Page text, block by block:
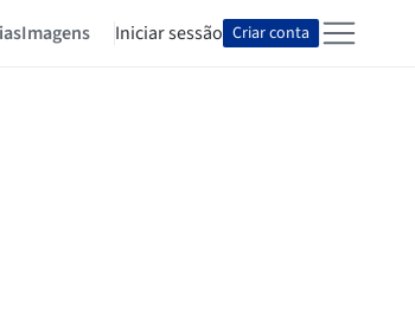
Imagens Iniciar sessão Criar conta